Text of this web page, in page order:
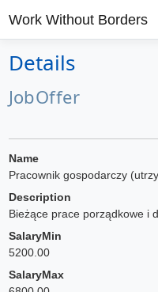
Work Without Borders
Details
JobOffer
Name
Pracownik gospodarczy
Description
Bieżące prace porządkowe i
SalaryMin
5200.00
SalaryMax